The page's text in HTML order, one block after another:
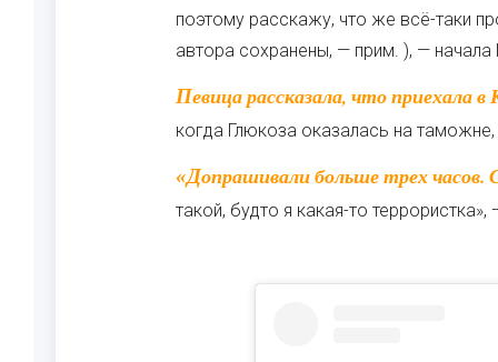
поэтому расскажу, что же всё-таки
автора сохранены, — прим. ), — начала
Певица рассказала, что приехала в Киев 6 августа, чтобы встретиться с друзьями. Но
когда Глюкоза оказалась на
«Допрашивали больше трех часов. С первых минут на меня давили, прессинг был
такой, будто я какая-то